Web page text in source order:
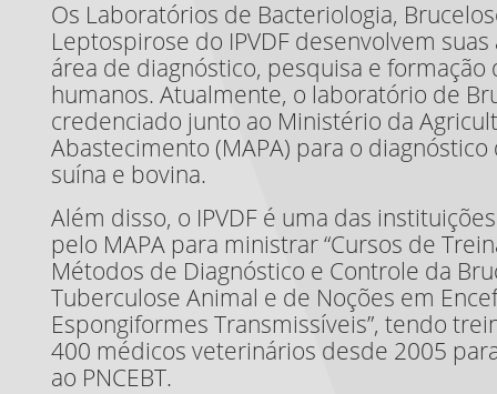
Os Laboratórios de Bacteriologia,
Leptospirose do IPVDF desenvolvem
área de diagnóstico, pesquisa e formação
humanos. Atualmente, o laboratório de
credenciado junto ao Ministério da
Abastecimento (MAPA) para o
suína e bovina.
Além disso, o IPVDF é uma das
pelo MAPA para ministrar “Cursos de
Métodos de Diagnóstico e Controle da
Tuberculose Animal e de Noções em
Espongiformes Transmissíveis”, tendo
400 médicos veterinários desde 2005
ao PNCEBT.